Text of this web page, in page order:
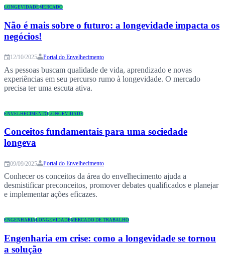
LONGEVIDADEMERCADO
Não é mais sobre o futuro: a longevidade impacta os
negócios!
12/10/2025 Portal do Envelhecimento
As pessoas buscam qualidade de vida, aprendizado e novas
experiências em seu percurso rumo à longevidade. O mercado
precisa ter uma escuta ativa.
ENVELHECIMENTOLONGEVIDADE
Conceitos fundamentais para uma sociedade
longeva
09/09/2025 Portal do Envelhecimento
Conhecer os conceitos da área do envelhecimento ajuda a
desmistificar preconceitos, promover debates qualificados e planejar
e implementar ações eficazes.
ENGENHARIALONGEVIDADEMERCADO DE TRABALHO
Engenharia em crise: como a longevidade se tornou
a solução